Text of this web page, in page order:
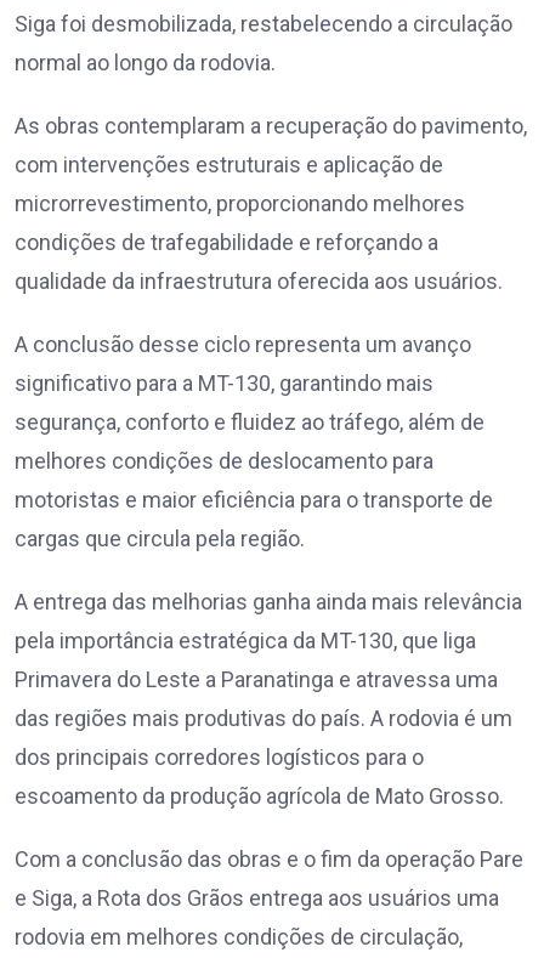
Siga foi desmobilizada, restabelecendo a circulação
normal ao longo da rodovia.
As obras contemplaram a recuperação do pavimento,
com intervenções estruturais e aplicação de
microrrevestimento, proporcionando melhores
condições de trafegabilidade e reforçando a
qualidade da infraestrutura oferecida aos usuários.
A conclusão desse ciclo representa um avanço
significativo para a MT-130, garantindo mais
segurança, conforto e fluidez ao tráfego, além de
melhores condições de deslocamento para
motoristas e maior eficiência para o transporte de
cargas que circula pela região.
A entrega das melhorias ganha ainda mais relevância
pela importância estratégica da MT-130, que liga
Primavera do Leste a Paranatinga e atravessa uma
das regiões mais produtivas do país. A rodovia é um
dos principais corredores logísticos para o
escoamento da produção agrícola de Mato Grosso.
Com a conclusão das obras e o fim da operação Pare
e Siga, a Rota dos Grãos entrega aos usuários uma
rodovia em melhores condições de circulação,